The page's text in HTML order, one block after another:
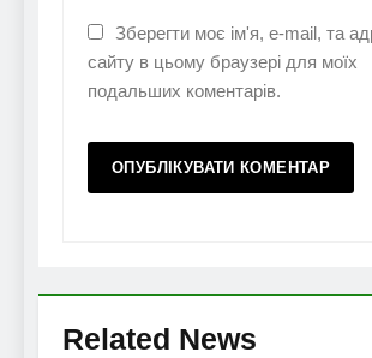
Зберегти моє ім'я, e-mail, та
сайту в цьому браузері для моїх
подальших коментарів.
Related News